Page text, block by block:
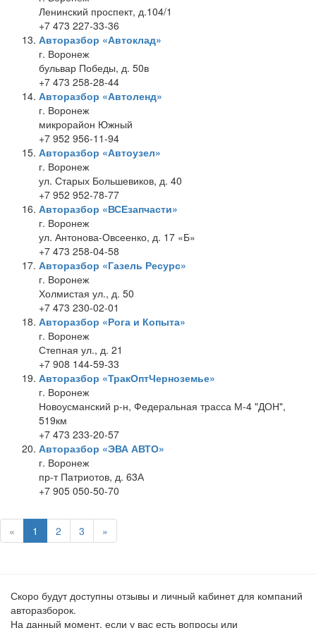
Ленинский проспект, д.104/1
+7 473 227-33-36
Авторазбор «Автоклад»
г. Воронеж
бульвар Победы, д. 50в
+7 473 258-28-44
Авторазбор «Автоленд»
г. Воронеж
микрорайон Южный
+7 952 956-11-94
Авторазбор «Автоузел»
г. Воронеж
ул. Старых Большевиков, д. 40
+7 952 952-78-77
Авторазбор «ВСЕзапчасти»
г. Воронеж
ул. Антонова-Овсеенко, д. 17 «Б»
+7 473 258-04-58
Авторазбор «Газель Ресурс»
г. Воронеж
Холмистая ул., д. 50
+7 473 230-02-01
Авторазбор «Рога и Копыта»
г. Воронеж
Степная ул., д. 21
+7 908 144-59-33
Авторазбор «ТракОптЧерноземье»
г. Воронеж
Новоусманский р-н, Федеральная трасса М-4 "ДОН",
519км
+7 473 233-20-57
Авторазбор «ЭВА АВТО»
г. Воронеж
пр-т Патриотов, д. 63А
+7 905 050-50-70
« 1 2 3 »
Скоро будут доступны отзывы и личный кабинет для компаний
авторазборок.
На данный момент, если у вас есть вопросы или